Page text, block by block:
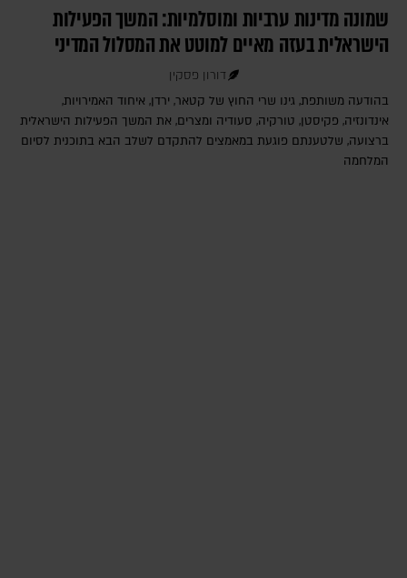
שמונה מדינות ערביות ומוסלמיות: המשך הפעילות
הישראלית בעזה מאיים למוטט את המסלול המדיני
דורון פסקין
בהודעה משותפת, גינו שרי החוץ של קטאר, ירדן, איחוד האמירויות,
אינדונזיה, פקיסטן, טורקיה, סעודיה ומצרים, את המשך הפעילות הישראלית
ברצועה, שלטענתם פוגעת במאמצים להתקדם לשלב הבא בתוכנית לסיום
המלחמה